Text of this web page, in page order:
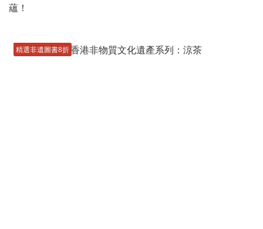
蘊！
精選非遺圖書8折